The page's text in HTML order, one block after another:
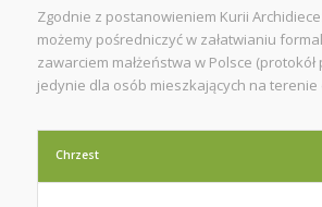
Zgodnie z postanowieniem Kurii
możemy pośredniczyć w załatwianiu
zawarciem małżeństwa w Polsce (protokół
jedynie dla osób mieszkających na
Chrzest